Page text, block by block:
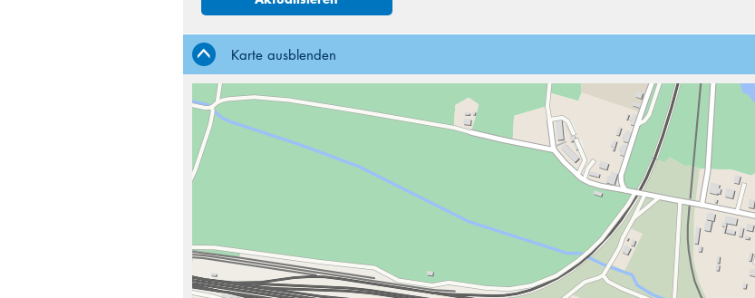
10 11 12 13 14 15 16
27 29 30
31 2 5 6
05:30
06:00
06:30
07:00
07:30
08:00
08:30
Karte ausblenden